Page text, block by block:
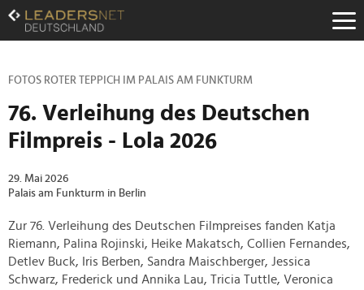
Zum
Inhalt
Zur
Navigation
Hauptnavigation
FOTOS ROTER TEPPICH IM PALAIS AM FUNKTURM
76. Verleihung des Deutschen
Filmpreis - Lola 2026
29. Mai 2026
Palais am Funkturm in Berlin
Zur 76. Verleihung des Deutschen Filmpreises fanden Katja
Riemann, Palina Rojinski, Heike Makatsch, Collien Fernandes,
Detlev Buck, Iris Berben, Sandra Maischberger, Jessica
Schwarz, Frederick und Annika Lau, Tricia Tuttle, Veronica